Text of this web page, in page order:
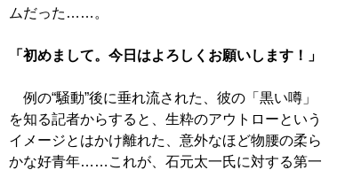
ムだった……。
「初めまして。今日はよろしくお願いします！」
例の“騒動”後に垂れ流された、彼の「黒い噂」
を知る記者からすると、生粋のアウトローという
イメージとはかけ離れた、意外なほど物腰の柔ら
かな好青年……これが、石元太一氏に対する第一